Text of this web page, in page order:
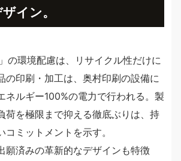
イン。
の環境配慮は、リサイクル性だけに
の印刷・加工は、奥村印刷の設備に
ネルギー100%の電力で行われる。製
荷を極限まで抑える徹底ぶりは、持
ミットメントを示す。
願済みの革新的なデザインも特徴